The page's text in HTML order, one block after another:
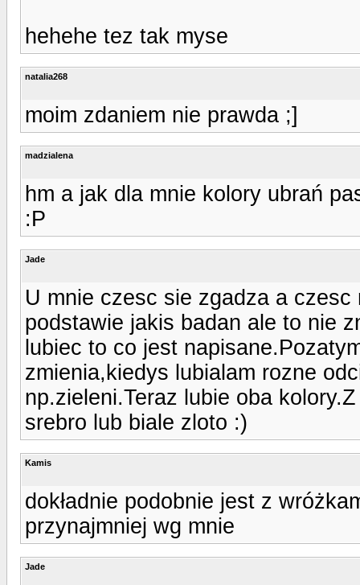
hehehe tez tak myse
natalia268
moim zdaniem nie prawda ;]
madzialena
hm a jak dla mnie kolory ubrań
:P
Jade
U mnie czesc sie zgadza a
podstawie jakis badan ale to nie
lubiec to co jest
zmienia,kiedys lubialam rozne
np.zieleni.Teraz lubie oba
srebro lub biale zloto :)
Kamis
dokładnie podobnie jest z
przynajmniej wg mnie
Jade